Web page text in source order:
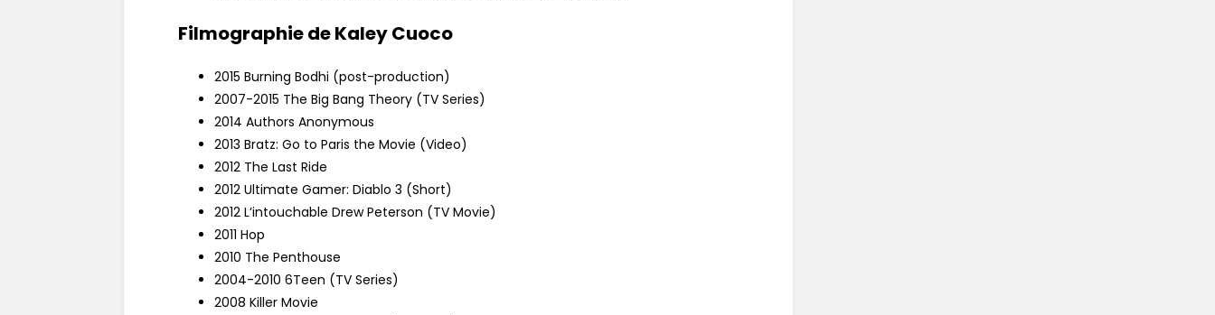
Filmographie de Kaley Cuoco
2015 Burning Bodhi (post-production)
2007-2015 The Big Bang Theory (TV Series)
2014 Authors Anonymous
2013 Bratz: Go to Paris the Movie (Video)
2012 The Last Ride
2012 Ultimate Gamer: Diablo 3 (Short)
2012 L’intouchable Drew Peterson (TV Movie)
2011 Hop
2010 The Penthouse
2004-2010 6Teen (TV Series)
2008 Killer Movie